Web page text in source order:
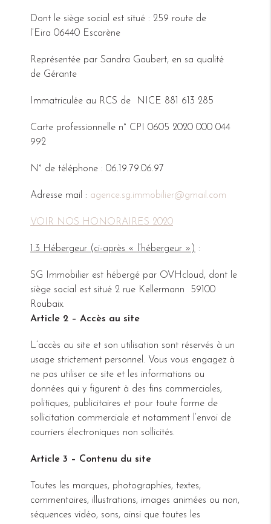
Dont le siège social est situé : 259 route de
l’Eira 06440 Escarène
Représentée par Sandra Gaubert, en sa qualité
de Gérante
Immatriculée au RCS de NICE 881 613 285
Carte professionnelle n° CPI 0605 2020 000 044
992
N° de téléphone : 06.19.79.06.97
Adresse mail : agence.sg.immobilier@gmail.com
VOIR NOS HONORAIRES 2020
1.3 Hébergeur (ci-après « l’hébergeur ») :
SG Immobilier est hébergé par OVHcloud, dont le
siège social est situé 2 rue Kellermann 59100
Roubaix.
Article 2 – Accès au site
L’accès au site et son utilisation sont réservés à un
usage strictement personnel. Vous vous engagez à
ne pas utiliser ce site et les informations ou
données qui y figurent à des fins commerciales,
politiques, publicitaires et pour toute forme de
sollicitation commerciale et notamment l’envoi de
courriers électroniques non sollicités.
Article 3 – Contenu du site
Toutes les marques, photographies, textes,
commentaires, illustrations, images animées ou non,
séquences vidéo, sons, ainsi que toutes les